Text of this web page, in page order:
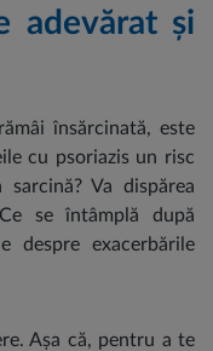
adevărat și
însărcinată, este
cu psoriazis un risc
Va dispărea
se întâmplă după
despre exacerbările
Așa că, pentru a te